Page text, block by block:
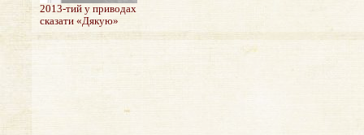
2013-тий у приводах
сказати «Дякую»